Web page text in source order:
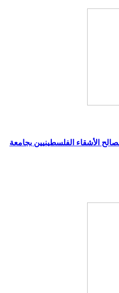
الأشقاء الفلسطينيين بجامعة